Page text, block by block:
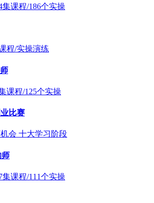
集课程/186个实操
程/实操演练
课程/125个实操
比赛
会 十大学习阶段
师
集课程/111个实操